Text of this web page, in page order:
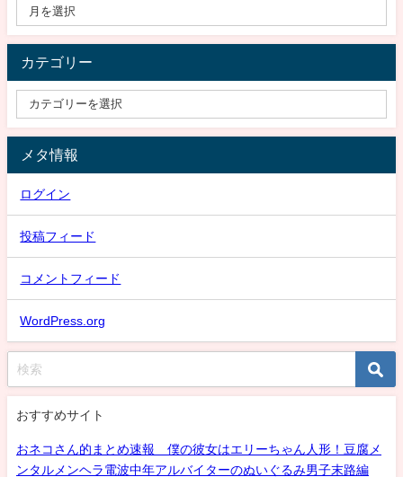
カテゴリー
メタ情報
ログイン
投稿フィード
コメントフィード
WordPress.org
おすすめサイト
おネコさん的まとめ速報 僕の彼女はエリーちゃん人形！豆腐メ
ンタルメンヘラ電波中年アルバイターのぬいぐるみ男子末路編